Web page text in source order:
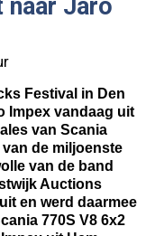
naar Jaro
Festival in Den
Impex vandaag uit
van Scania
de miljoenste
van de band
Auctions
en werd daarmee
770S V8 6x2